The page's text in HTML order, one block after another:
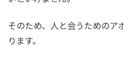
そのため、人と会うためのア
ります。